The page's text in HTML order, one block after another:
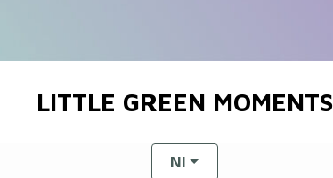
LITTLE GREEN MOMENTS
Nl